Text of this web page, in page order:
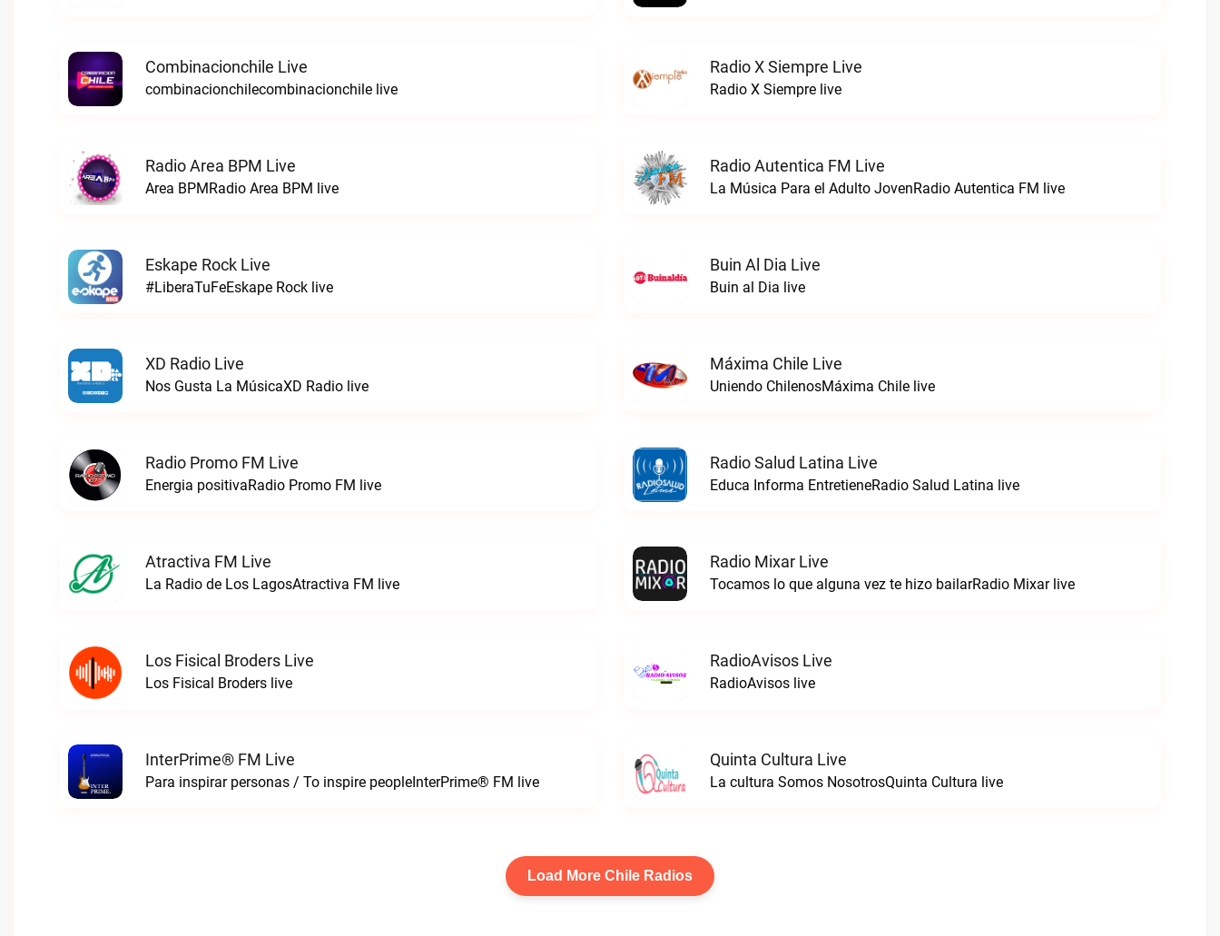
Combinacionchile Live
combinacionchilecombinacionchile live
Radio X Siempre Live
Radio X Siempre live
Radio Area BPM Live
Area BPMRadio Area BPM live
Radio Autentica FM Live
La Música Para el Adulto JovenRadio Autentica FM live
Eskape Rock Live
#LiberaTuFeEskape Rock live
Buin Al Dia Live
Buin al Dia live
XD Radio Live
Nos Gusta La MúsicaXD Radio live
Máxima Chile Live
Uniendo ChilenosMáxima Chile live
Radio Promo FM Live
Energia positivaRadio Promo FM live
Radio Salud Latina Live
Educa Informa EntretieneRadio Salud Latina live
Atractiva FM Live
La Radio de Los LagosAtractiva FM live
Radio Mixar Live
Tocamos lo que alguna vez te hizo bailarRadio Mixar live
Los Fisical Broders Live
Los Fisical Broders live
RadioAvisos Live
RadioAvisos live
InterPrime® FM Live
Para inspirar personas / To inspire peopleInterPrime® FM live
Quinta Cultura Live
La cultura Somos NosotrosQuinta Cultura live
Load More Chile Radios